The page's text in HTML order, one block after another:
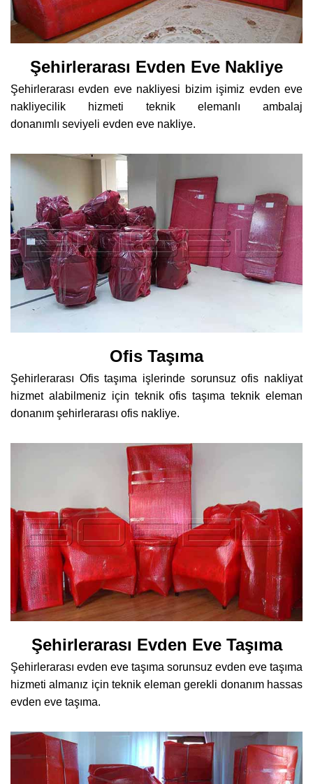
Şehirlerarası Evden Eve Nakliye
Şehirlerarası evden eve nakliyesi bizim işimiz evden eve
nakliyecilik hizmeti teknik elemanlı ambalaj
donanımlı seviyeli evden eve nakliye.
Ofis Taşıma
Şehirlerarası Ofis taşıma işlerinde sorunsuz ofis nakliyat
hizmet alabilmeniz için teknik ofis taşıma teknik eleman
donanım şehirlerarası ofis nakliye.
Şehirlerarası Evden Eve Taşıma
Şehirlerarası evden eve taşıma sorunsuz evden eve taşıma
hizmeti almanız için teknik eleman gerekli donanım hassas
evden eve taşıma.